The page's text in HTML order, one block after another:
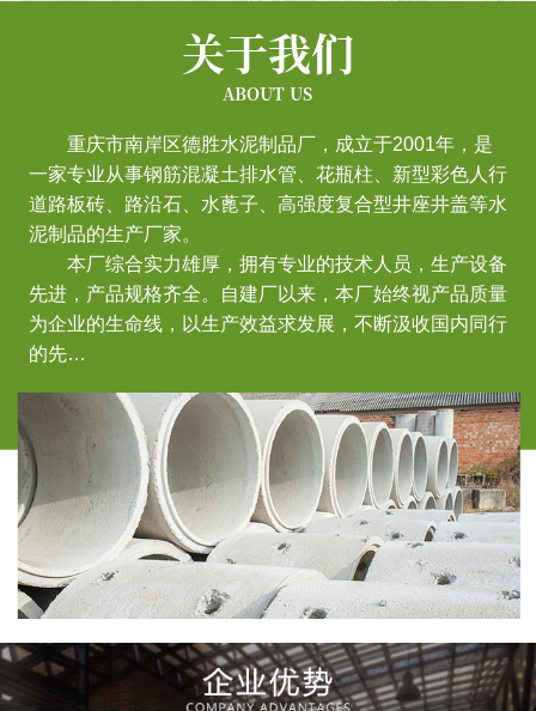
关于我们
ABOUT US
重庆市南岸区德胜水泥制品厂，成立于2001年，是
一家专业从事钢筋混凝土排水管、花瓶柱、新型彩色人行
道路板砖、路沿石、水蓖子、高强度复合型井座井盖等水
泥制品的生产厂家。
本厂综合实力雄厚，拥有专业的技术人员，生产设备
先进，产品规格齐全。自建厂以来，本厂始终视产品质量
为企业的生命线，以生产效益求发展，不断汲收国内同行
的先…